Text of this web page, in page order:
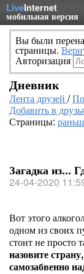
LiveInternet
мобильная версия
Вы были
страницы.
Авторизация
Дневник
Лента друзей /
Добавить в
Страницы:
Загадка из...
24-04-2020
Вот этого
одном из своих
стоит не просто
назовите
самозабвенно